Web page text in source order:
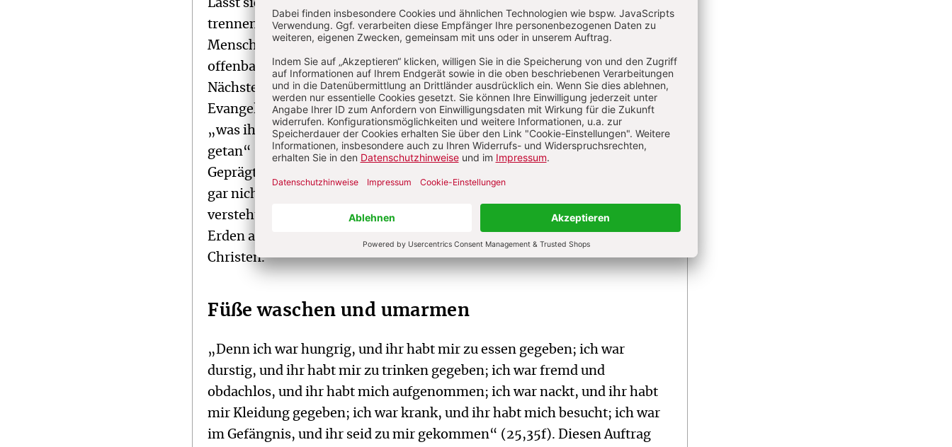
Lässt sich aber so scharf zwischen Himmel und Erde in einer Religion
trennen, die einen Gott bekennt, der sich unüberbietbar als konkreter
Mensch in einer konkreten geschichtlichen Situation und Gesellschaft
offenbart? Gottesbegegnung geschieht in der Begegnung mit dem
Nächsten und nicht im (Tempel-)Kult. Diese zentrale Botschaft der
Evangelien, wie sie etwa in der Rede vom Weltgericht (Mt 25,31-46) -
„was ihr für einen meiner geringsten Brüder getan habt, das habt ihr mir
getan“ - zugespitzt wird, leitet unverkennbar das Handeln dieses Papstes.
Geprägt von einer lateinamerikanischen biblischen Frömmigkeit, die noch
gar nicht zwingend als befreiungstheologisch zu klassifizieren ist,
versteht er die Frohe Botschaft vom angebrochenen Reich Gottes hier auf
Erden als Aufforderung an das eigene Handeln und das eines jeden
Christen.
Füße waschen und umarmen
„Denn ich war hungrig, und ihr habt mir zu essen gegeben; ich war
durstig, und ihr habt mir zu trinken gegeben; ich war fremd und
obdachlos, und ihr habt mich aufgenommen; ich war nackt, und ihr habt
mir Kleidung gegeben; ich war krank, und ihr habt mich besucht; ich war
im Gefängnis, und ihr seid zu mir gekommen“ (25,35f). Diesen Auftrag